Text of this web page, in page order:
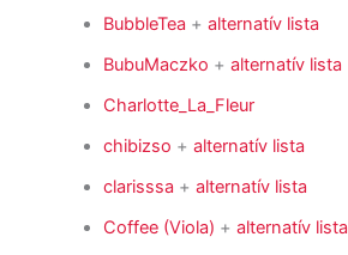
BubbleTea +alternatív lista
BubuMaczko +alternatív lista
Charlotte_La_Fleur
chibizso +alternatív lista
clarisssa +alternatív lista
Coffee (Viola) +alternatív lista